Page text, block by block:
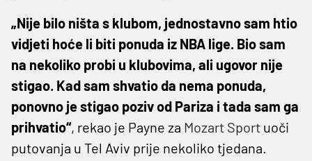
„Nije bilo ništa s klubom, jednostavno sam htio
vidjeti hoće li biti ponuda iz NBA lige. Bio sam
na nekoliko probi u klubovima, ali ugovor nije
stigao. Kad sam shvatio da nema ponuda,
ponovno je stigao poziv od Pariza i tada sam ga
prihvatio“, rekao je Payne za Mozart Sport uoči
putovanja u Tel Aviv prije nekoliko tjedana.